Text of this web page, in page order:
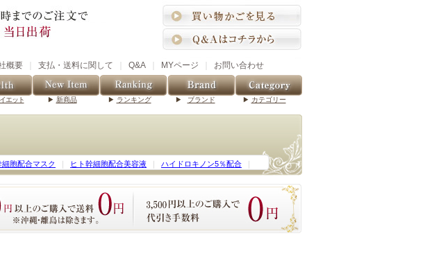
概要 支払・送料に関して Q&A MYページ お問い合わせ
エット 新商品 ランキング ブランド カテゴリー
細胞配合マスク ヒト幹細胞配合美容液 ハイドロキノン5％配合